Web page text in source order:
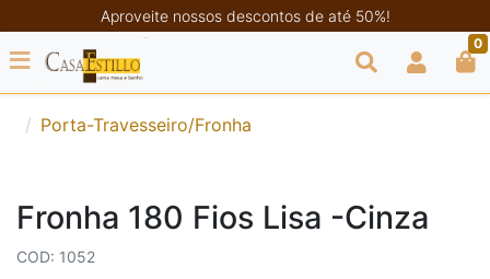
Aproveite nossos descontos de até 50%!
0
Porta-Travesseiro/Fronha
Fronha 180 Fios Lisa -Cinza
COD: 1052